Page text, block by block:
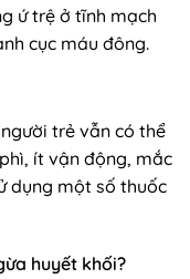
ứ trệ ở tĩnh mạch
cục máu đông.
trẻ vẫn có thể
ít vận động, mắc
dụng một số thuốc
huyết khối?